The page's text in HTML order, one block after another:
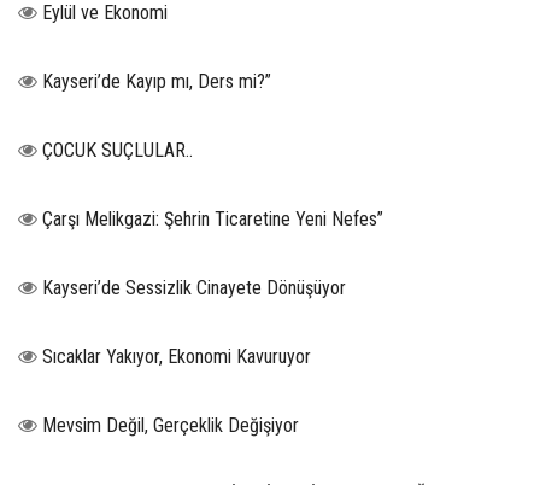
Eylül ve Ekonomi
Kayseri’de Kayıp mı, Ders mi?”
ÇOCUK SUÇLULAR..
Çarşı Melikgazi: Şehrin Ticaretine Yeni Nefes”
Kayseri’de Sessizlik Cinayete Dönüşüyor
Sıcaklar Yakıyor, Ekonomi Kavuruyor
Mevsim Değil, Gerçeklik Değişiyor